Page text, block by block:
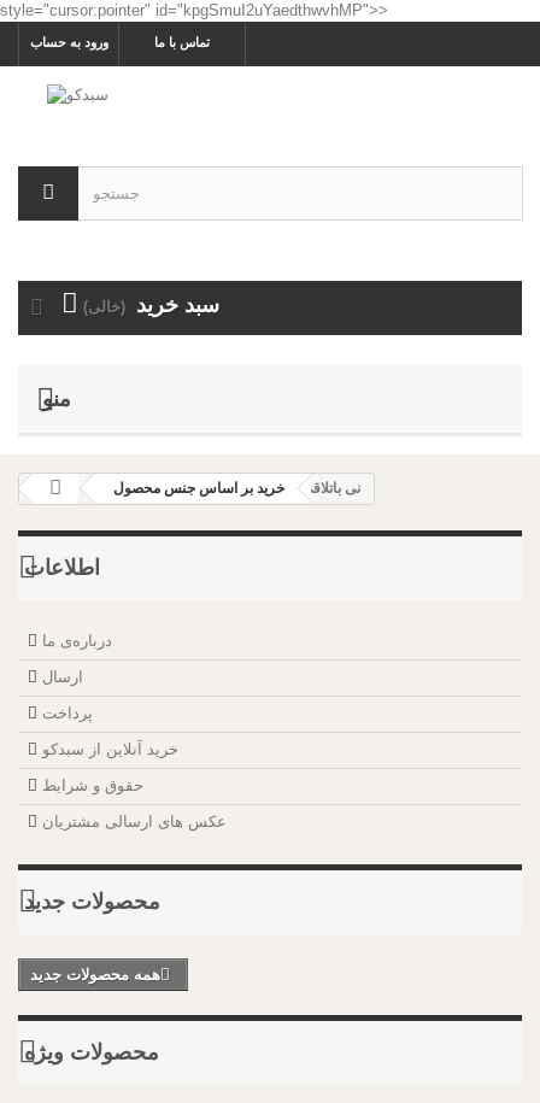
style="cursor:pointer" id="kpgSmuI2uYaedthwvhMP">>
ورود به حساب تماس با ما
سبد خرید (خالی)
منو
خرید بر اساس جنس محصول نی باتلاقی
اطلاعات
درباره‌ی ما
ارسال
پرداخت
خرید آنلاین از سبدکو
حقوق و شرایط
عکس های ارسالی مشتریان
محصولات جدید
همه محصولات جدید
محصولات ویژه